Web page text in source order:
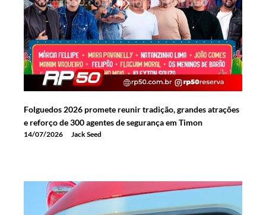
Folguedos 2026 promete reunir tradição, grandes atrações
e reforço de 300 agentes de segurança em Timon
14/07/2026 Jack Seed